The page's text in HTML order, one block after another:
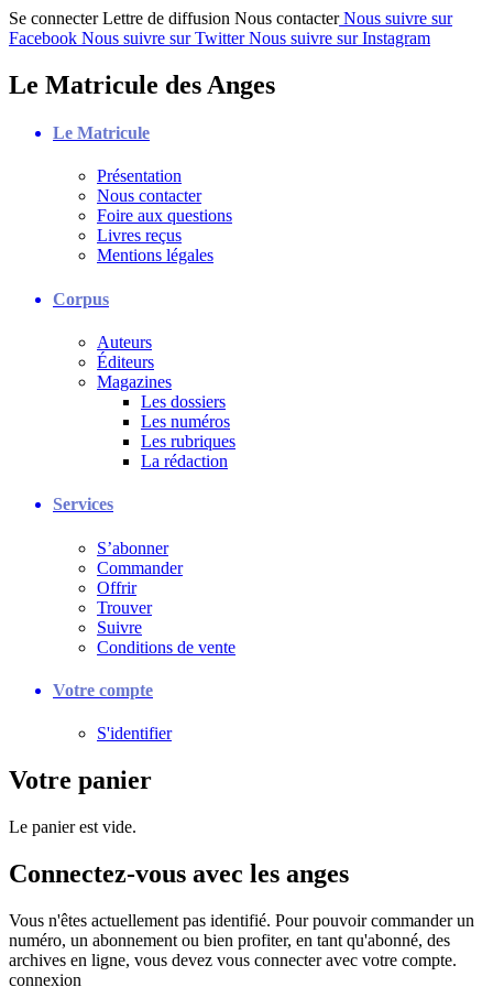
Se connecter Lettre de diffusion Nous contacter Nous suivre sur
Facebook Nous suivre sur Twitter Nous suivre sur Instagram
Le Matricule des Anges
Le Matricule
Présentation
Nous contacter
Foire aux questions
Livres reçus
Mentions légales
Corpus
Auteurs
Éditeurs
Magazines
Les dossiers
Les numéros
Les rubriques
La rédaction
Services
S’abonner
Commander
Offrir
Trouver
Suivre
Conditions de vente
Votre compte
S'identifier
Votre panier
Le panier est vide.
Connectez-vous avec les anges
Vous n'êtes actuellement pas identifié. Pour pouvoir commander un
numéro, un abonnement ou bien profiter, en tant qu'abonné, des
archives en ligne, vous devez vous connecter avec votre compte.
connexion